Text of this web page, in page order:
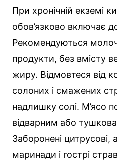
При хронічній екземі
обов’язково включає
Рекомендуються
продукти, без вмісту
жиру. Відмовтеся від
солоних і смажених
надлишку солі. М’ясо
відварним або
Заборонені цитрусові,
маринади і гострі